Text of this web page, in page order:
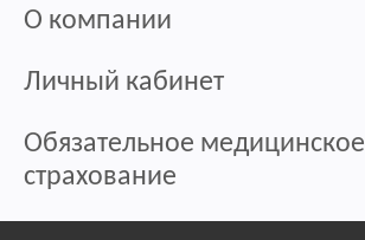
О компании
Личный кабинет
Обязательное медицинское
страхование